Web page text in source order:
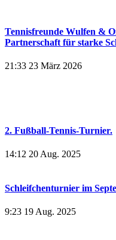
Tennisfreunde Wulfen &
Partnerschaft für starke
21:33 23 März 2026
2. Fußball-Tennis-Turnier.
14:12 20 Aug. 2025
Schleifchenturnier im
9:23 19 Aug. 2025